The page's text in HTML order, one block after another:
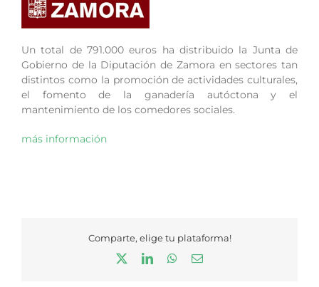
Un total de 791.000 euros ha distribuido la Junta de
Gobierno de la Diputación de Zamora en sectores tan
distintos como la promoción de actividades culturales,
el fomento de la ganadería autóctona y el
mantenimiento de los comedores sociales.
más información
Comparte, elige tu plataforma!
LinkedInWhatsApp
Correo